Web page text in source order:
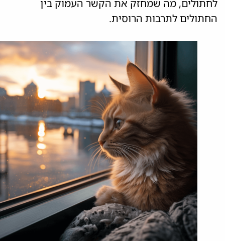
לחתולים, מה שמחזק את הקשר העמוק בין
החתולים לתרבות הרוסית.